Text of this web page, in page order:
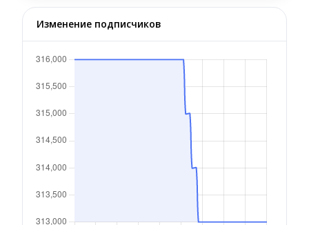
Изменение подписчиков